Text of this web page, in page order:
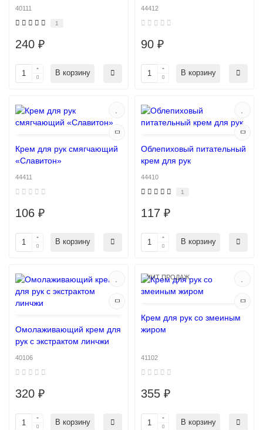
40111
1
240 ₽
В корзину
44412
90 ₽
В корзину
Крем для рук смягчающий
«Славитон»
44411
106 ₽
В корзину
Облепиховый питательный
крем для рук
44410
1
117 ₽
В корзину
Омолаживающий крем для
рук с экстрактом линчжи
40106
320 ₽
В корзину
ХИТ ПРОДАЖ
Крем для рук со змеиным
жиром
41102
355 ₽
В корзину